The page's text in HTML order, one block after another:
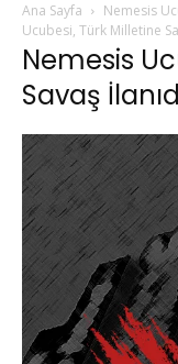
Ana Sayfa Nemesis
Ucubesi, Türk Milletine
Nemesis
Savaş